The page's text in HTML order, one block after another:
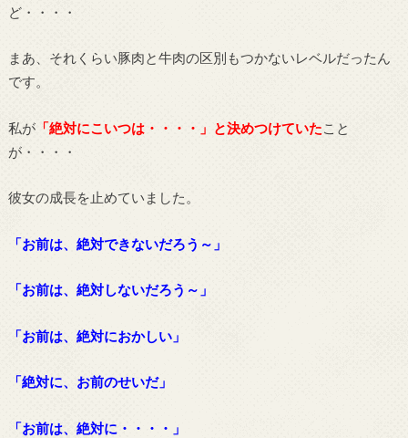
ど・・・・
まあ、それくらい豚肉と牛肉の区別もつかないレベルだったん
です。
私が「絶対にこいつは・・・・」と決めつけていたこと
が・・・・
彼女の成長を止めていました。
「お前は、絶対できないだろう～」
「お前は、絶対しないだろう～」
「お前は、絶対におかしい」
「絶対に、お前のせいだ」
「お前は、絶対に・・・・」